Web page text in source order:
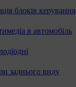
блоків керування
в автомобіль
заднього виду